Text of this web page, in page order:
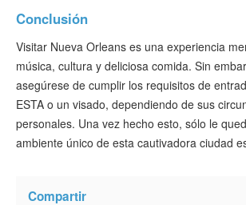
Conclusión
Visitar Nueva Orleans es una experiencia
música, cultura y deliciosa comida. Sin
asegúrese de cumplir los requisitos de
ESTA o un visado, dependiendo de sus
personales. Una vez hecho esto, sólo le
ambiente único de esta cautivadora ciudad
Compartir